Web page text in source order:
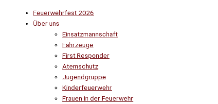
Feuerwehrfest 2026
Über uns
Einsatzmannschaft
Fahrzeuge
First Responder
Atemschutz
Jugendgruppe
Kinderfeuerwehr
Frauen in der Feuerwehr